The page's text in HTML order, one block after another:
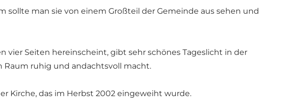
man sie von einem Großteil der Gemeinde aus sehen und
vier Seiten hereinscheint, gibt sehr schönes Tageslicht in der
Raum ruhig und andachtsvoll macht.
Kirche, das im Herbst 2002 eingeweiht wurde.